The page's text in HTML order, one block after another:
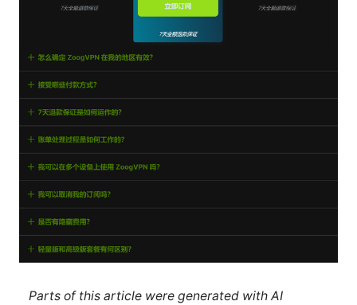
Parts of this article were generated with AI